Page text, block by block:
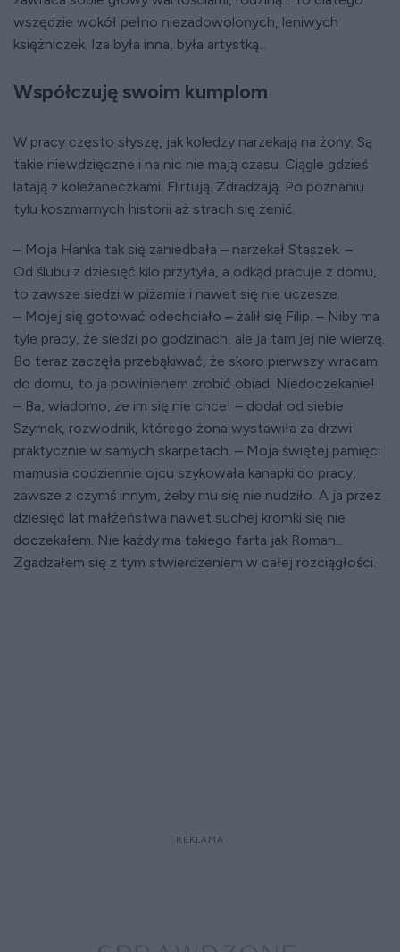
wszędzie wokół pełno niezadowolonych, leniwych
księżniczek. Iza była inna, była artystką...
Współczuję swoim kumplom
W pracy często słyszę, jak koledzy narzekają na żony. Są
takie niewdzięczne i na nic nie mają czasu. Ciągle gdzieś
latają z koleżaneczkami. Flirtują. Zdradzają. Po poznaniu
tylu koszmarnych historii aż strach się żenić.
– Moja Hanka tak się zaniedbała – narzekał Staszek. –
Od ślubu z dziesięć kilo przytyła, a odkąd pracuje z domu,
to zawsze siedzi w piżamie i nawet się nie uczesze.
– Mojej się gotować odechciało – żalił się Filip. – Niby ma
tyle pracy, że siedzi po godzinach, ale ja tam jej nie wierzę.
Bo teraz zaczęła przebąkiwać, że skoro pierwszy wracam
do domu, to ja powinienem zrobić obiad. Niedoczekanie!
– Ba, wiadomo, że im się nie chce! – dodał od siebie
Szymek, rozwodnik, którego żona wystawiła za drzwi
praktycznie w samych skarpetach. – Moja świętej pamięci
mamusia codziennie ojcu szykowała kanapki do pracy,
zawsze z czymś innym, żeby mu się nie nudziło. A ja przez
dziesięć lat małżeństwa nawet suchej kromki się nie
doczekałem. Nie każdy ma takiego farta jak Roman...
Zgadzałem się z tym stwierdzeniem w całej rozciągłości.